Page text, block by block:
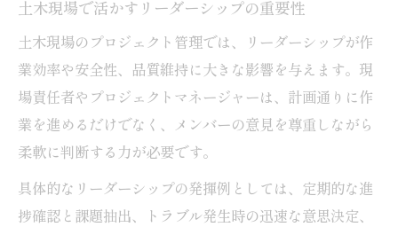
土木現場で活かすリーダーシップの重要性
土木現場のプロジェクト管理では、リーダーシップが作
業効率や安全性、品質維持に大きな影響を与えます。現
場責任者やプロジェクトマネージャーは、計画通りに作
業を進めるだけでなく、メンバーの意見を尊重しながら
柔軟に判断する力が必要です。
具体的なリーダーシップの発揮例としては、定期的な進
捗確認と課題抽出、トラブル発生時の迅速な意思決定、